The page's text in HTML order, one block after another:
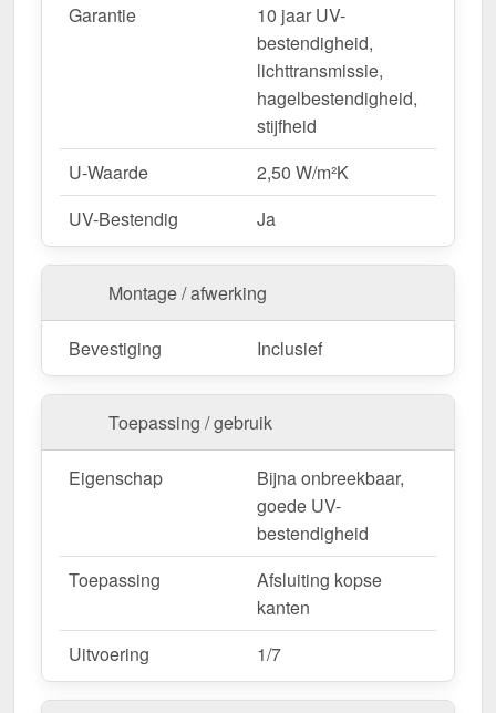
Garantie
10 jaar UV-
bestendigheid,
lichttransmissie,
hagelbestendigheid,
stijfheid
U-Waarde
2,50 W/m²K
UV-Bestendig
Ja
Montage / afwerking
Bevestiging Inclusief
Toepassing / gebruik
Eigenschap
Bijna onbreekbaar,
goede UV-
bestendigheid
Toepassing
Afsluiting kopse
kanten
Uitvoering
1/7